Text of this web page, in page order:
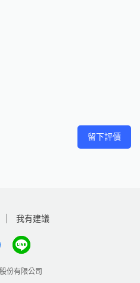
留下評價
我有建議
份有限公司